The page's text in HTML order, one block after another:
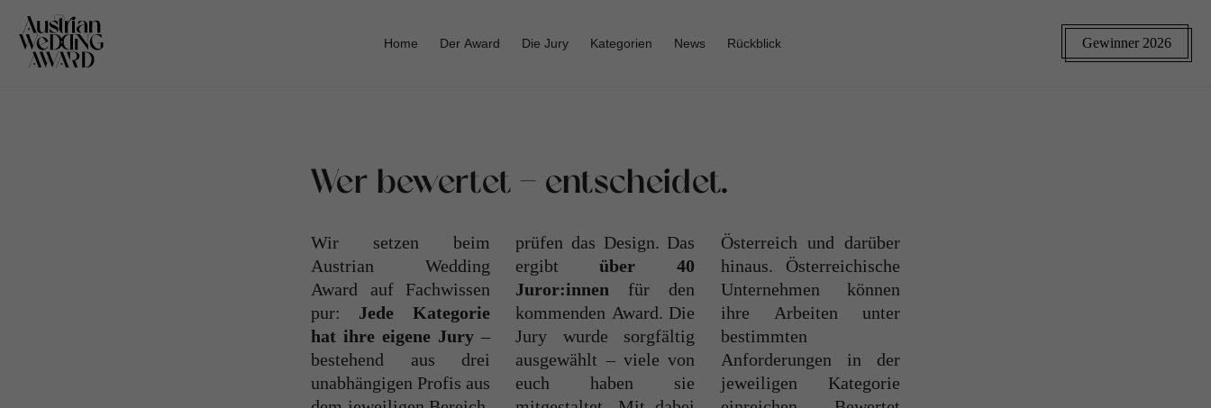
Home Der Award Die Jury Kategorien News Rückblick Gewinner 2026
Wer bewertet - entscheidet.
Wir setzen beim
Austrian Wedding
Award auf Fachwissen
pur: Jede Kategorie
hat ihre eigene Jury–
bestehend aus drei
unabhängigen Profis aus
prüfen das Design. Das
ergibtüber 40
Juror:innen für den
kommenden Award. Die
Jury wurde sorgfältig
ausgewählt – viele von
euch haben sie
Österreich und darüber
hinaus. Österreichische
Unternehmen können
ihre Arbeiten unter
bestimmten
Anforderungen in der
jeweiligen Kategorie